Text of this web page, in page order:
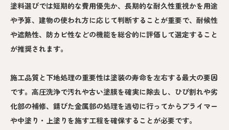
塗料選びでは短期的な費用優先か、長期的な耐久性重視かを用途
や予算、建物の使われ方に応じて判断することが重要で、耐候性
や遮熱性、防カビ性などの機能を総合的に評価して選定すること
が推奨されます。
施工品質と下地処理の重要性は塗装の寿命を左右する最大の要因
です。高圧洗浄で汚れや古い塗膜を確実に除去し、ひび割れや劣
化部の補修、錆びた金属部の処理を適切に行ってからプライマー
や中塗り・上塗りを施す工程を確保することが必要です。